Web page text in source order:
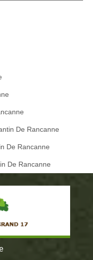
De Rancanne
De Rancanne
De Rancanne